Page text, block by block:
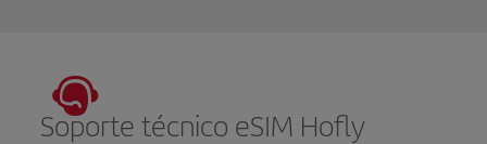
Soporte técnico eSIM Hofly